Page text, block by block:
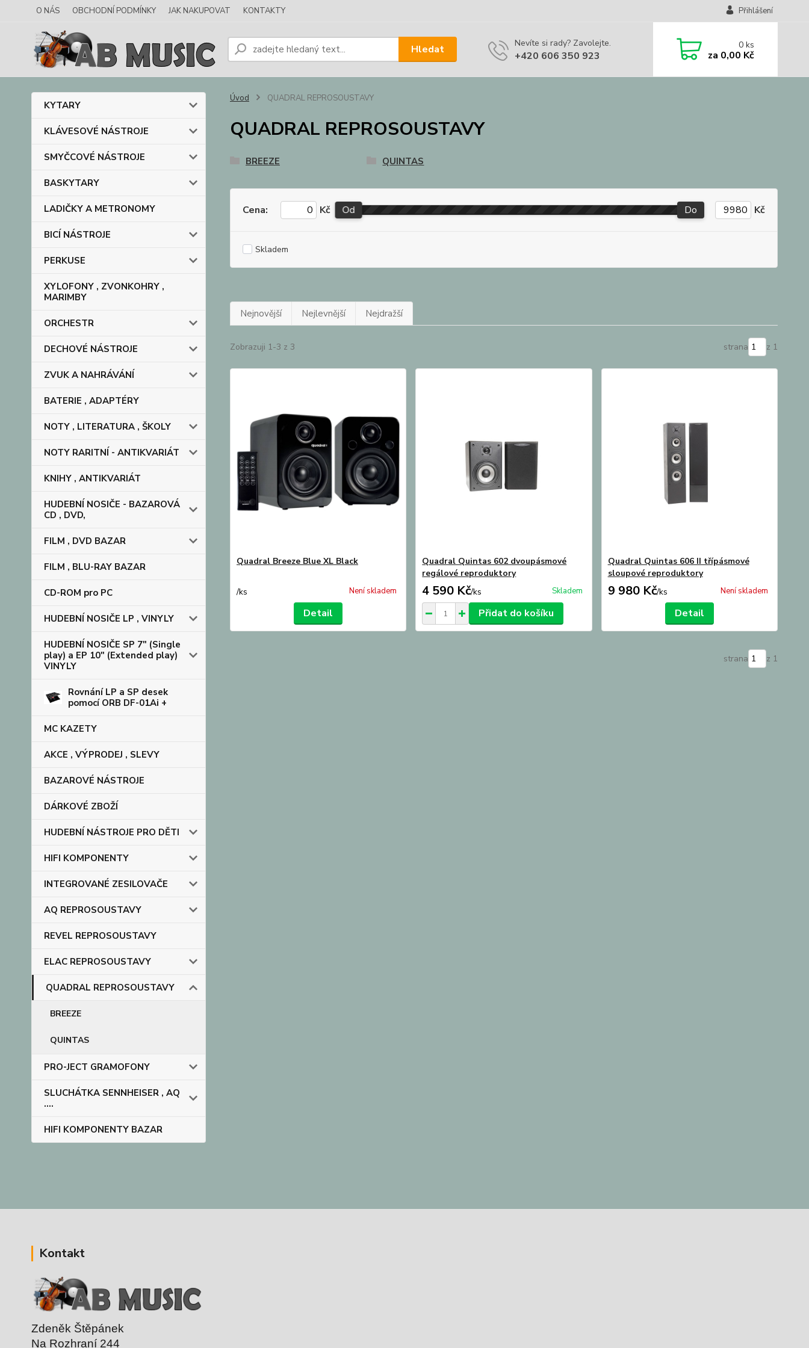
O NÁS OBCHODNÍ PODMÍNKY JAK NAKUPOVAT KONTAKTY Přihlášení
Hledat Nevíte si rady? Zavolejte.
+420 606 350 923
0ks
za 0,00 Kč
KYTARY
KLÁVESOVÉ NÁSTROJE
SMYČCOVÉ NÁSTROJE
BASKYTARY
LADIČKY A METRONOMY
BICÍ NÁSTROJE
PERKUSE
XYLOFONY , ZVONKOHRY ,
MARIMBY
ORCHESTR
DECHOVÉ NÁSTROJE
ZVUK A NAHRÁVÁNÍ
BATERIE , ADAPTÉRY
NOTY , LITERATURA , ŠKOLY
NOTY RARITNÍ - ANTIKVARIÁT
KNIHY , ANTIKVARIÁT
HUDEBNÍ NOSIČE - BAZAROVÁ
CD , DVD,
FILM , DVD BAZAR
FILM , BLU-RAY BAZAR
CD-ROM pro PC
HUDEBNÍ NOSIČE LP , VINYLY
HUDEBNÍ NOSIČE SP 7" (Single
play) a EP 10" (Extended play)
VINYLY
Rovnání LP a SP desek
pomocí ORB DF-01Ai +
MC KAZETY
AKCE , VÝPRODEJ , SLEVY
BAZAROVÉ NÁSTROJE
DÁRKOVÉ ZBOŽÍ
HUDEBNÍ NÁSTROJE PRO DĚTI
HIFI KOMPONENTY
INTEGROVANÉ ZESILOVAČE
AQ REPROSOUSTAVY
REVEL REPROSOUSTAVY
ELAC REPROSOUSTAVY
QUADRAL REPROSOUSTAVY
BREEZE
QUINTAS
PRO-JECT GRAMOFONY
SLUCHÁTKA SENNHEISER , AQ
....
HIFI KOMPONENTY BAZAR
Úvod QUADRAL REPROSOUSTAVY
QUADRAL REPROSOUSTAVY
BREEZE QUINTAS
Cena: Kč Od Do Kč
Skladem
Nejnovější Nejlevnější Nejdražší
Zobrazuji 1-3 z 3 strana z 1
Quadral Breeze Blue XL Black
/ks Není skladem
Detail
Quadral Quintas 602 dvoupásmové
regálové reproduktory
4 590 Kč/ks Skladem
Přidat do košíku
Quadral Quintas 606 II třípásmové
sloupové reproduktory
9 980 Kč/ks Není skladem
Detail
strana z 1
Kontakt
Zdeněk Štěpánek
Na Rozhraní 244